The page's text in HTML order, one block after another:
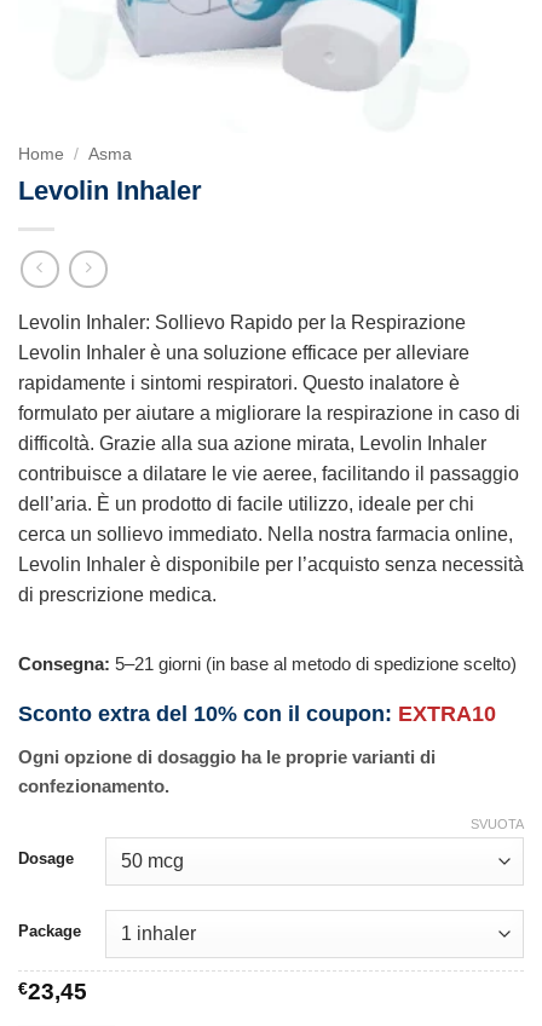
Home / Asma
Levolin Inhaler
Levolin Inhaler: Sollievo Rapido per la Respirazione
Levolin Inhaler è una soluzione efficace per alleviare
rapidamente i sintomi respiratori. Questo inalatore è
formulato per aiutare a migliorare la respirazione in caso di
difficoltà. Grazie alla sua azione mirata, Levolin Inhaler
contribuisce a dilatare le vie aeree, facilitando il passaggio
dell’aria. È un prodotto di facile utilizzo, ideale per chi
cerca un sollievo immediato. Nella nostra farmacia online,
Levolin Inhaler è disponibile per l’acquisto senza necessità
di prescrizione medica.
Consegna: 5–21 giorni (in base al metodo di spedizione scelto)
Sconto extra del 10% con il coupon: EXTRA10
Ogni opzione di dosaggio ha le proprie varianti di
confezionamento.
Dosage
Package
SVUOTA
€23,45